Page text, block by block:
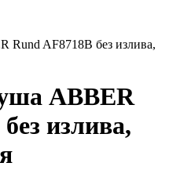
Rund AF8718B без излива,
ABBER
излива,